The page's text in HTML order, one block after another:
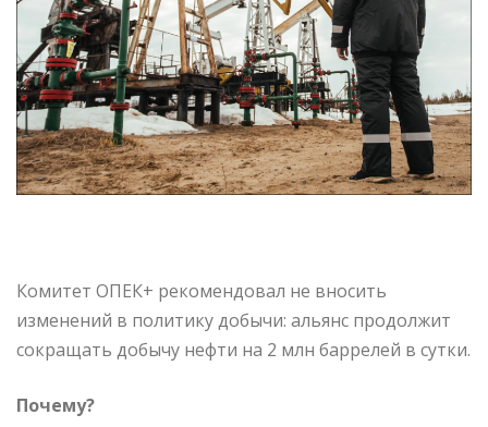
Комитет ОПЕК+ рекомендовал не вносить
изменений в политику добычи: альянс продолжит
сокращать добычу нефти на 2 млн баррелей в сутки.
Почему?